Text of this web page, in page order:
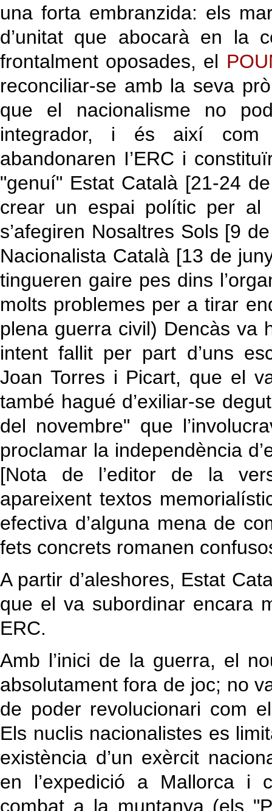
una forta embranzida: els
d’unitat que abocarà en la
frontalment oposades, el
reconciliar-se amb la seva
que el nacionalisme no
integrador, i és així com
abandonaren I’ERC i
"genuí" Estat Català [21-24
crear un espai polític per al
s’afegiren Nosaltres Sols [9
Nacionalista Català [13 de
tingueren gaire pes dins
molts problemes per a tirar
plena guerra civil) Dencàs va
intent fallit per part d’uns
Joan Torres i Picart, que el
també hagué d’exiliar-se
del novembre" que
proclamar la independència
[Nota de l’editor de la
apareixent textos
efectiva d’alguna mena de
fets concrets romanen
A partir d’aleshores, Estat
que el va subordinar encara
ERC.
Amb l’inici de la guerra, el
absolutament fora de joc; no
de poder revolucionari com
Els nuclis nacionalistes es
existència d’un exèrcit
en l’expedició a Mallorca i
combat a la muntanya (els